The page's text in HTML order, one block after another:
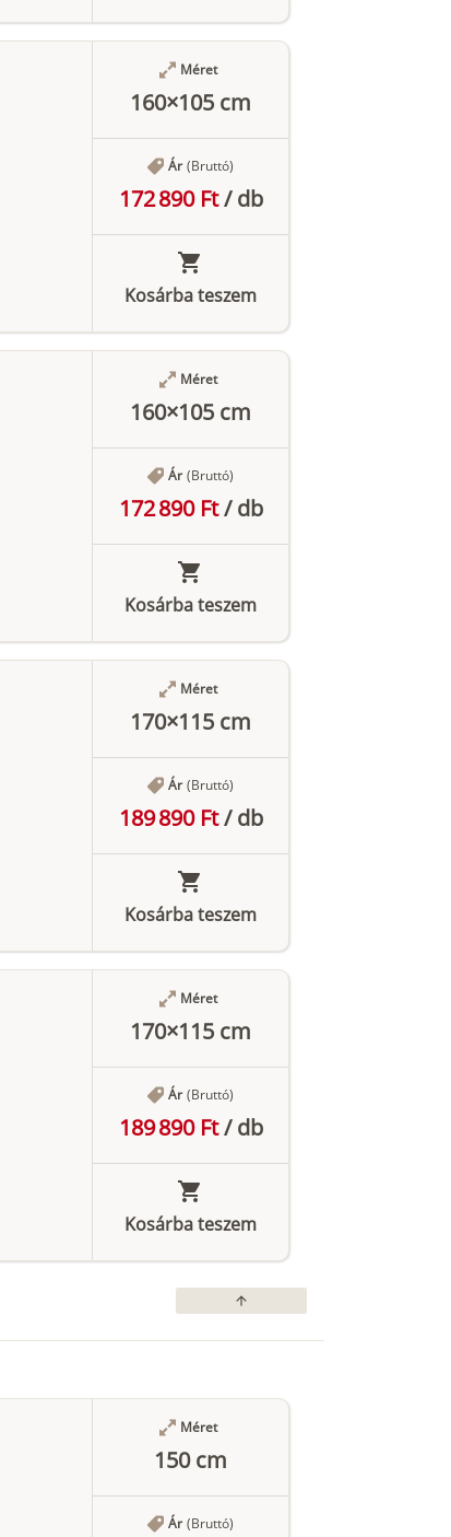
Méret
160×105 cm
Ár (Bruttó)
172 890 Ft/db
Kosárba teszem
Méret
160×105 cm
Ár (Bruttó)
172 890 Ft/db
Kosárba teszem
Méret
170×115 cm
Ár (Bruttó)
189 890 Ft/db
Kosárba teszem
Méret
170×115 cm
Ár (Bruttó)
189 890 Ft/db
Kosárba teszem
arrow_upward
Méret
150 cm
Ár (Bruttó)